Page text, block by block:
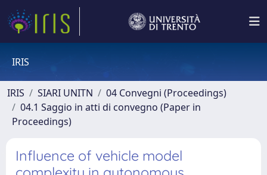
IRIS
IRIS SIARI UNITN
04 Convegni (Proceedings)
04.1 Saggio in atti di convegno (Paper in
Proceedings)
Influence of vehicle model